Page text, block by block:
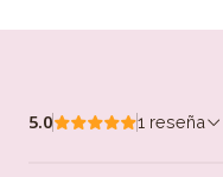
5.0 1 reseña